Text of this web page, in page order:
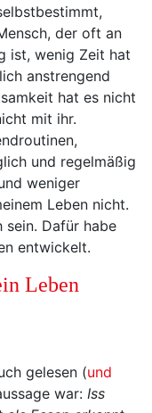
der oft an
ist, wenig Zeit hat
anstrengend
hat es nicht
mit ihr.
und regelmäßig
weniger
Leben nicht.
Dafür habe
entwickelt.
Leben
gelesen (und
war: Iss